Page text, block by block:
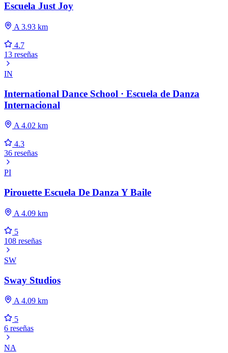
Escuela Just Joy
A 3.93 km
4.7
13 reseñas
IN
International Dance School · Escuela de Danza
Internacional
A 4.02 km
4.3
36 reseñas
PI
Pirouette Escuela De Danza Y Baile
A 4.09 km
5
108 reseñas
SW
Sway Studios
A 4.09 km
5
6 reseñas
NA